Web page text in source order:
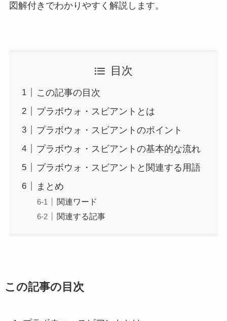
図解付きでわかりやすく解説します。
目次
この記事の目次
プラボウォ・スビアントとは
プラボウォ・スビアントのポイント
プラボウォ・スビアントの基本的な流れ
プラボウォ・スビアントと関連する用語
まとめ
関連ワード
関連する記事
この記事の目次